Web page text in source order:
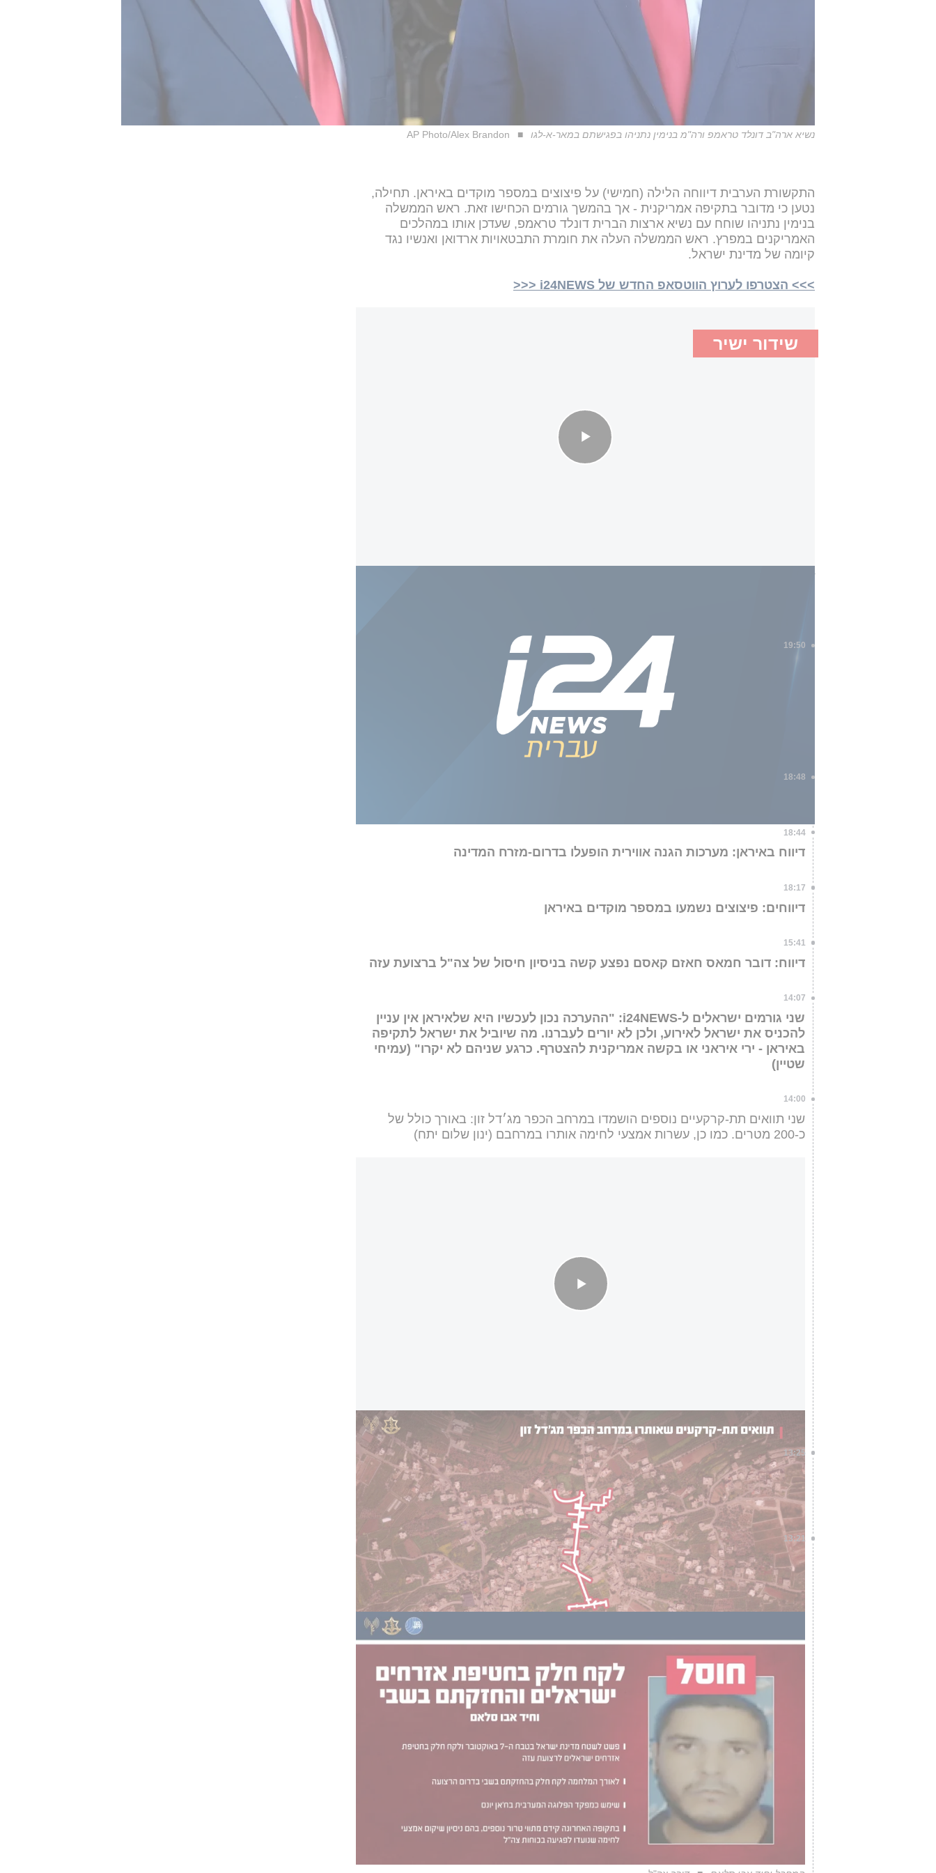
נשיא ארה"ב דונלד טראמפ ורה"מ בנימין נתניהו בפגישתם במאר-א-לגו AP Photo/Alex Brandon
התקשורת הערבית דיווחה הלילה (חמישי) על פיצוצים במספר מוקדים באיראן. תחילה,
נטען כי מדובר בתקיפה אמריקנית - אך בהמשך גורמים הכחישו זאת. ראש הממשלה
בנימין נתניהו שוחח עם נשיא ארצות הברית דונלד טראמפ, שעדכן אותו במהלכים
האמריקנים במפרץ. ראש הממשלה העלה את חומרת התבטאויות ארדואן ואנשיו נגד
קיומה של מדינת ישראל.
>>> הצטרפו לערוץ הווטסאפ החדש של i24NEWS <<<
שידור ישיר
19:50
לשכת ראש הממשלה: "במסגרת הקשר הרציף בין ראש הממשלה נתניהו והנשיא
טראמפ, התקיימה הערב שיחה נוספת בין השניים בה נקבע המשך התיאום בין
המדינות בגזרות השונות. הנשיא טראמפ עדכן את ראש הממשלה במהלכים
האמריקנים במפרץ. ראש הממשלה העלה מצדו את חומרת התבטאויות ארדואן
ואנשיו נגד קיומה של מדינת ישראל ואת הצורך בקיום אזורי ביטחון בגבולותיה של
18:48
18:44
דיווח באיראן: מערכות הגנה אווירית הופעלו בדרום-מזרח המדינה
18:17
דיווחים: פיצוצים נשמעו במספר מוקדים באיראן
15:41
דיווח: דובר חמאס חאזם קאסם נפצע קשה בניסיון חיסול של צה"ל ברצועת עזה
14:07
שני גורמים ישראלים ל-i24NEWS: "ההערכה נכון לעכשיו היא שלאיראן אין עניין
להכניס את ישראל לאירוע, ולכן לא יורים לעברנו. מה שיוביל את ישראל לתקיפה
באיראן - ירי איראני או בקשה אמריקנית להצטרף. כרגע שניהם לא יקרו" (עמיחי
שטיין)
14:00
שני תוואים תת-קרקעיים נוספים הושמדו במרחב הכפר מג׳דל זון: באורך כולל של
כ-200 מטרים. כמו כן, עשרות אמצעי לחימה אותרו במרחבם (ינון שלום יתח)
התוואים התת-קרקעיים שאותרו במרחב הכפר מג'דל זון
13:25
משמרות המהפכה: "שיגרנו עשרה טילים נגד מרכזי פיקוד של האויב במערב אסיה
ונגד בסיס אמריקני בירדן, אם 'התוקפנות האמריקנית' תחזור על עצמה, בסיסים
אמריקנים באזור יהיו על הכוונת" (אלון גל)
13:21
צה"ל ושב"כ חיסלו שלשום ברצועת עזה את המחבל וחיד אבו סלאם, ששימש בעבר
כמפקד הפלוגה המערבית בח'אן יונס, שפשט לשטח מדינת ישראל ב-7 באוקטובר ולקח
חלק בחטיפת אזרחים ישראלים והחזקתם בשבי(טל סבג)